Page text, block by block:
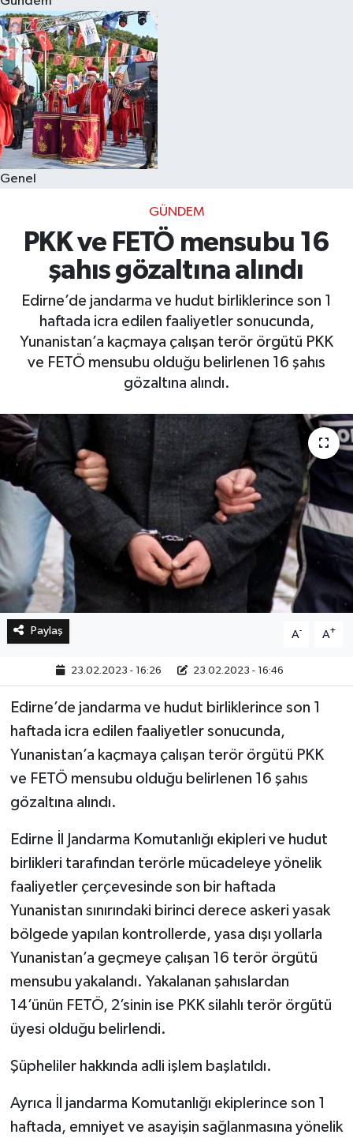
Genel
GÜNDEM
PKK ve FETÖ mensubu 16
şahıs gözaltına alındı
Edirne’de jandarma ve hudut birliklerince son 1
haftada icra edilen faaliyetler sonucunda,
Yunanistan’a kaçmaya çalışan terör örgütü PKK
ve FETÖ mensubu olduğu belirlenen 16 şahıs
gözaltına alındı.
Paylaş A- A+
23.02.2023 - 16:26 23.02.2023 - 16:46
Edirne’de jandarma ve hudut birliklerince son 1
haftada icra edilen faaliyetler sonucunda,
Yunanistan’a kaçmaya çalışan terör örgütü PKK
ve FETÖ mensubu olduğu belirlenen 16 şahıs
gözaltına alındı.
Edirne İl Jandarma Komutanlığı ekipleri ve hudut
birlikleri tarafından terörle mücadeleye yönelik
faaliyetler çerçevesinde son bir haftada
Yunanistan sınırındaki birinci derece askeri yasak
bölgede yapılan kontrollerde, yasa dışı yollarla
Yunanistan’a geçmeye çalışan 16 terör örgütü
mensubu yakalandı. Yakalanan şahıslardan
14’ünün FETÖ, 2’sinin ise PKK silahlı terör örgütü
üyesi olduğu belirlendi.
Şüpheliler hakkında adli işlem başlatıldı.
Ayrıca İl jandarma Komutanlığı ekiplerince son 1
haftada, emniyet ve asayişin sağlanmasına yönelik
Eğitim
Sağlık
Dünya
Magazin
Kültür & Sanat
Teknoloji
Bilim
Genel
Bilim, Teknoloji